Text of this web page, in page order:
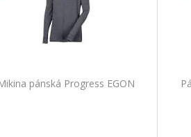
pánská Progress EGON